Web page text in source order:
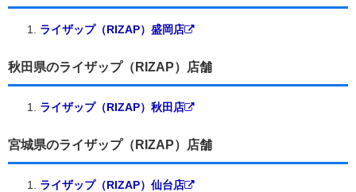
ライザップ（RIZAP）盛岡店
秋田県のライザップ（RIZAP）店舗
ライザップ（RIZAP）秋田店
宮城県のライザップ（RIZAP）店舗
ライザップ（RIZAP）仙台店